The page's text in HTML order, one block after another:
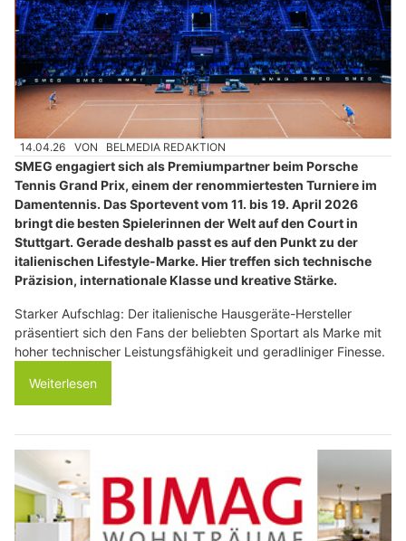
14.04.26 VON BELMEDIA REDAKTION
SMEG engagiert sich als Premiumpartner beim Porsche
Tennis Grand Prix, einem der renommiertesten Turniere im
Damentennis. Das Sportevent vom 11. bis 19. April 2026
bringt die besten Spielerinnen der Welt auf den Court in
Stuttgart. Gerade deshalb passt es auf den Punkt zu der
italienischen Lifestyle-Marke. Hier treffen sich technische
Präzision, internationale Klasse und kreative Stärke.
Starker Aufschlag: Der italienische Hausgeräte-Hersteller
präsentiert sich den Fans der beliebten Sportart als Marke mit
hoher technischer Leistungsfähigkeit und geradliniger Finesse.
Weiterlesen